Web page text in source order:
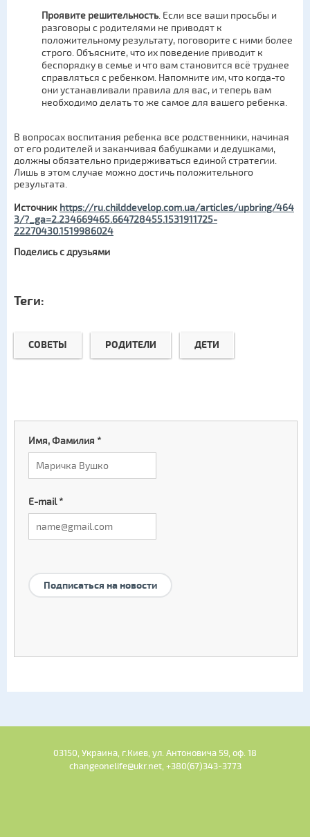
Проявите решительность. Если все ваши просьбы и
разговоры с родителями не приводят к
положительному результату, поговорите с ними более
строго. Объясните, что их поведение приводит к
беспорядку в семье и что вам становится всё труднее
справляться с ребенком. Напомните им, что когда-то
они устанавливали правила для вас, и теперь вам
необходимо делать то же самое для вашего ребенка.
В вопросах воспитания ребенка все родственники, начиная
от его родителей и заканчивая бабушками и дедушками,
должны обязательно придерживаться единой стратегии.
Лишь в этом случае можно достичь положительного
результата.
Источник https://ru.childdevelop.com.ua/articles/upbring/464
3/?_ga=2.234669465.664728455.1531911725-
22270430.1519986024
Поделись с друзьями
Теги:
СОВЕТЫ РОДИТЕЛИ ДЕТИ
Имя, Фамилия *
E-mail*
Подписаться на новости
03150, Украина, г.Киев, ул. Антоновича 59, оф. 18
changeonelife@ukr.net, +380(67)343-3773